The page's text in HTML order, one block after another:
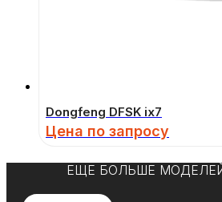
Dongfeng DFSK ix7
Цена по запросу
ЕЩЕ БОЛЬШЕ